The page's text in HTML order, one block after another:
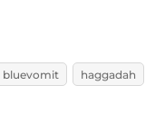
bluevomit
haggadah